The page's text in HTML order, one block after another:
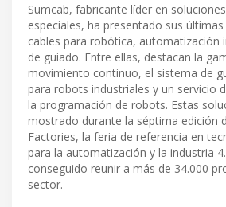
Sumcab, fabricante líder en
especiales, ha presentado sus
cables para robótica, automatización
de guiado. Entre ellas, destacan la
movimiento continuo, el sistema de
para robots industriales y un servicio
la programación de robots. Estas
mostrado durante la séptima edición
Factories, la feria de referencia en
para la automatización y la industria
conseguido reunir a más de 34.000
sector.